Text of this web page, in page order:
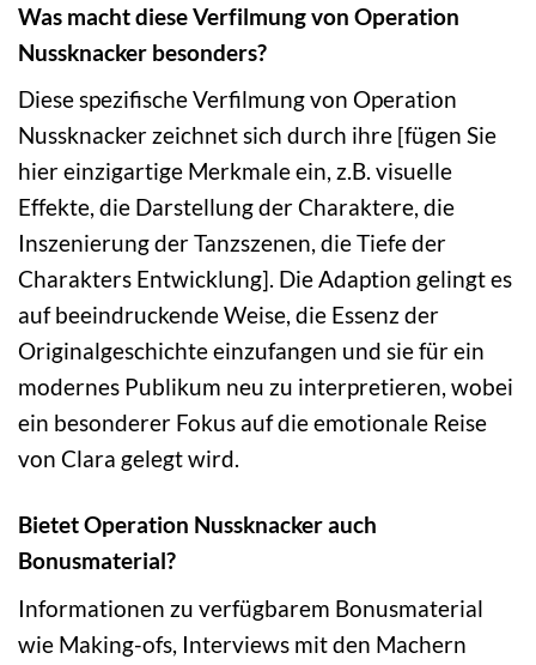
Was macht diese Verfilmung von Operation
Nussknacker besonders?
Diese spezifische Verfilmung von Operation
Nussknacker zeichnet sich durch ihre [fügen Sie
hier einzigartige Merkmale ein, z.B. visuelle
Effekte, die Darstellung der Charaktere, die
Inszenierung der Tanzszenen, die Tiefe der
Charakters Entwicklung]. Die Adaption gelingt es
auf beeindruckende Weise, die Essenz der
Originalgeschichte einzufangen und sie für ein
modernes Publikum neu zu interpretieren, wobei
ein besonderer Fokus auf die emotionale Reise
von Clara gelegt wird.
Bietet Operation Nussknacker auch
Bonusmaterial?
Informationen zu verfügbarem Bonusmaterial
wie Making-ofs, Interviews mit den Machern